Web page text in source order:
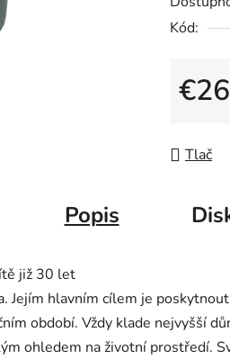
z
5
Kód:
Tlač
Popis
již 30 let
Jejím hlavním cílem je
období. Vždy klade nejvyšší
ohledem na životní prostředí.